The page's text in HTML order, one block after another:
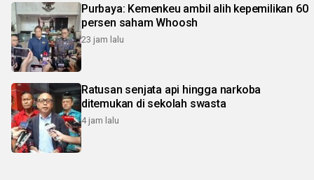
Purbaya: Kemenkeu ambil alih kepemilikan 60
persen saham Whoosh
23 jam lalu
Ratusan senjata api hingga narkoba
ditemukan di sekolah swasta
4 jam lalu